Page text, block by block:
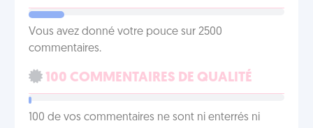
Vous avez donné votre pouce sur 2500
commentaires.
100 COMMENTAIRES DE QUALITÉ
100 de vos commentaires ne sont ni enterrés ni